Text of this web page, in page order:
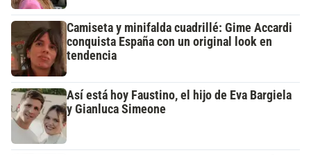
Camiseta y minifalda cuadrillé: Gime Accardi
conquista España con un original look en
tendencia
Así está hoy Faustino, el hijo de Eva Bargiela
y Gianluca Simeone